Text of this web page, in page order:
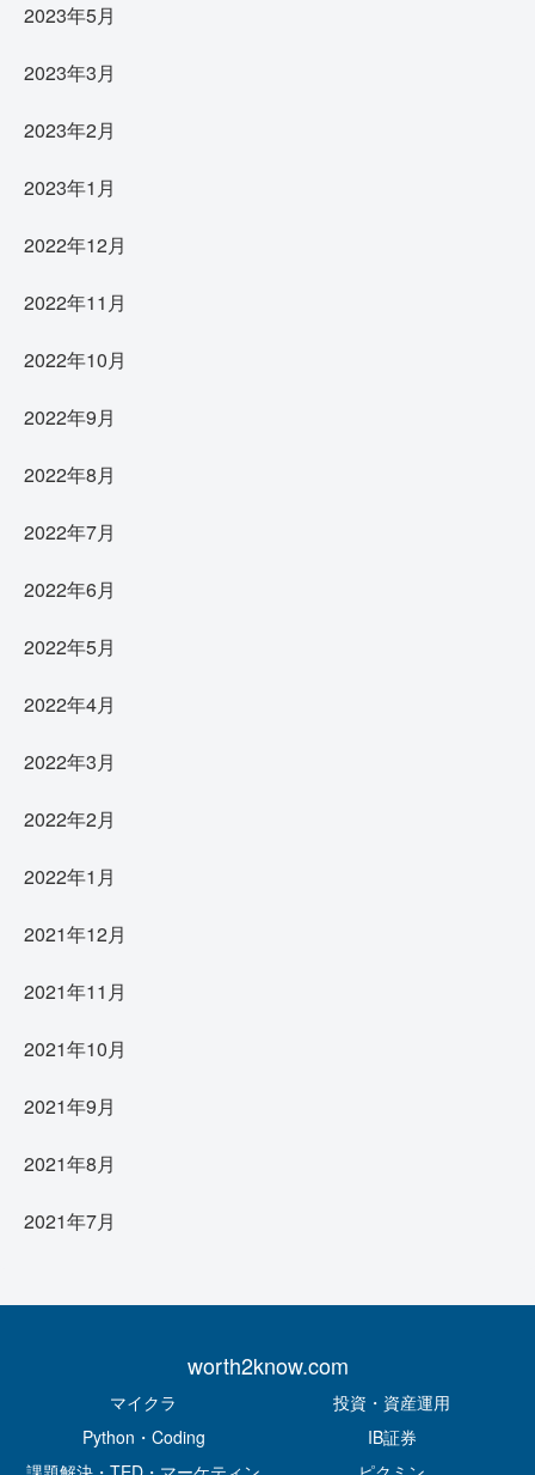
2023年5月
2023年3月
2023年2月
2023年1月
2022年12月
2022年11月
2022年10月
2022年9月
2022年8月
2022年7月
2022年6月
2022年5月
2022年4月
2022年3月
2022年2月
2022年1月
2021年12月
2021年11月
2021年10月
2021年9月
2021年8月
2021年7月
worth2know.com
マイクラ
投資・資産運用
Python・Coding
IB証券